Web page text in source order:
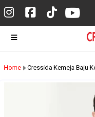
Home Cressida Kemeja Baju